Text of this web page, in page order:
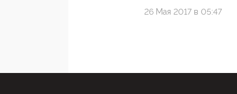
26 Мая 2017 в 05:47